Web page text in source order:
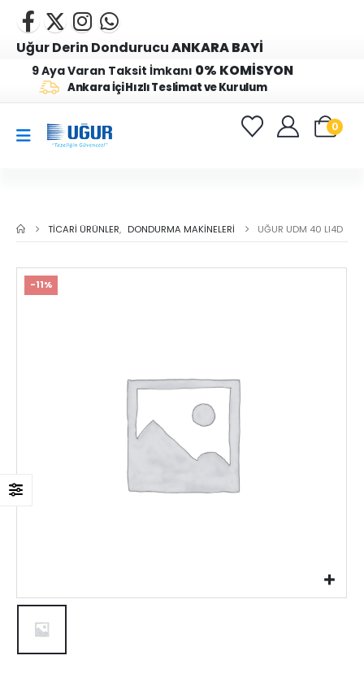
Uğur Derin DondurucuANKARA BAYİ
9 Aya Varan Taksit İmkanı 0% KOMİSYON
Ankara İçi Hızlı Teslimat ve Kurulum
0
TICARI ÜRÜNLER, DONDURMA MAKINELERI UĞUR UDM 40 LI4D
-11%